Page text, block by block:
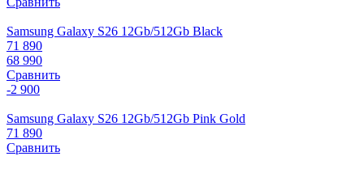
Samsung Galaxy S26 12Gb/512Gb Black
71 890
68 990
Сравнить
-2 900
Samsung Galaxy S26 12Gb/512Gb Pink Gold
71 890
Сравнить